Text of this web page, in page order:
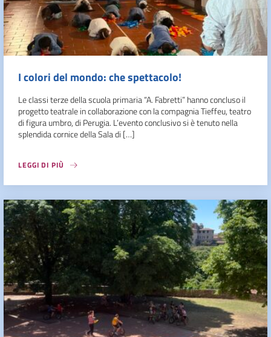
I colori del mondo: che spettacolo!
Le classi terze della scuola primaria “A. Fabretti” hanno concluso il
progetto teatrale in collaborazione con la compagnia Tieffeu, teatro
di figura umbro, di Perugia. L’evento conclusivo si è tenuto nella
splendida cornice della Sala di […]
LEGGI DI PIÙ